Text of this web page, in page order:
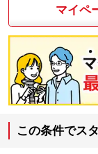
マイペ
この条件でス